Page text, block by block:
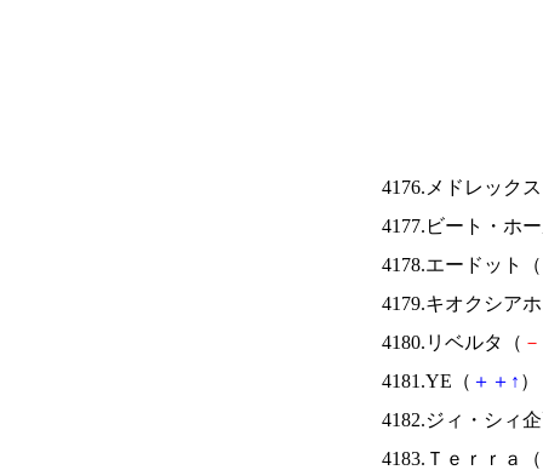
4176.メドレック
4177.ビート・ホ
4178.エードット（
4179.キオクシア
4180.リベルタ（ －
4181.YE（ ＋ ＋ ↑ ）
4182.ジィ・シィ
4183.Ｔｅｒｒａ（